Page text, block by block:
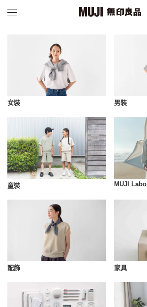
女裝 男裝
童裝 MUJI Labo
配飾 家具